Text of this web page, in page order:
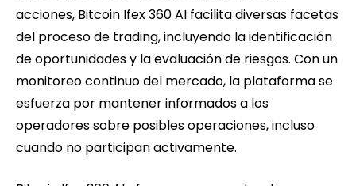
acciones, Bitcoin Ifex 360 AI facilita diversas facetas
del proceso de trading, incluyendo la identificación
de oportunidades y la evaluación de riesgos. Con un
monitoreo continuo del mercado, la plataforma se
esfuerza por mantener informados a los
operadores sobre posibles operaciones, incluso
cuando no participan activamente.